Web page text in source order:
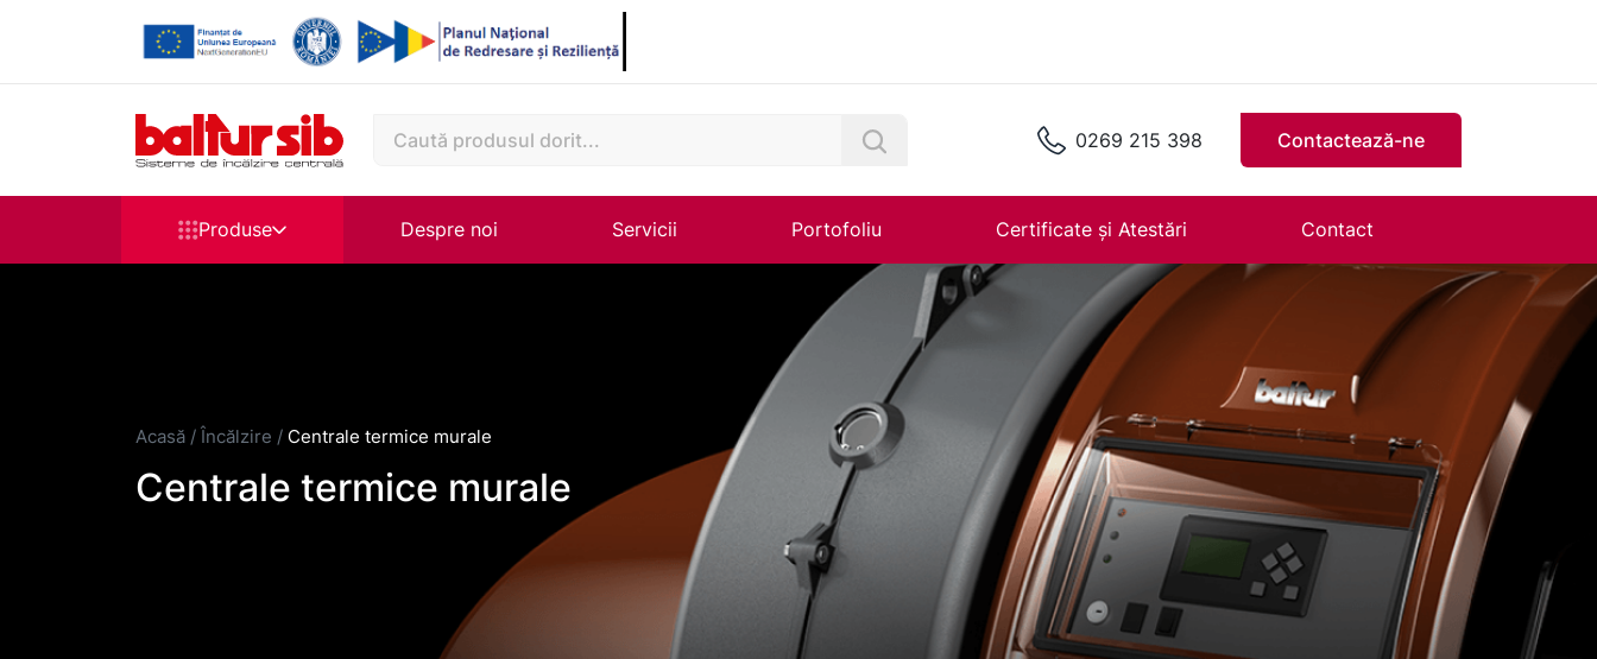
0269 215 398 Contactează-ne
Produse Despre noi Servicii Portofoliu Certificate și Atestări Contact
Acasă / Încălzire / Centrale termice murale
Centrale termice murale